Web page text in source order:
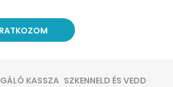
KASSZA SZKENNELD ÉS VEDD